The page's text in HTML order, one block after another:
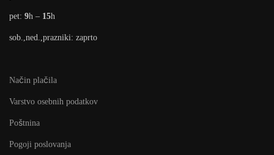
pet: 9h – 15h
sob.,ned.,prazniki: zaprto
Način plačila
Varstvo osebnih podatkov
Poštnina
Pogoji poslovanja